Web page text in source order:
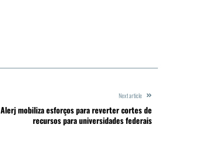
Next article
Alerj mobiliza esforços para reverter cortes de
recursos para universidades federais